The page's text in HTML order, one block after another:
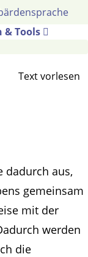
& Tools
dadurch aus,
gemeinsam
mit der
werden
die